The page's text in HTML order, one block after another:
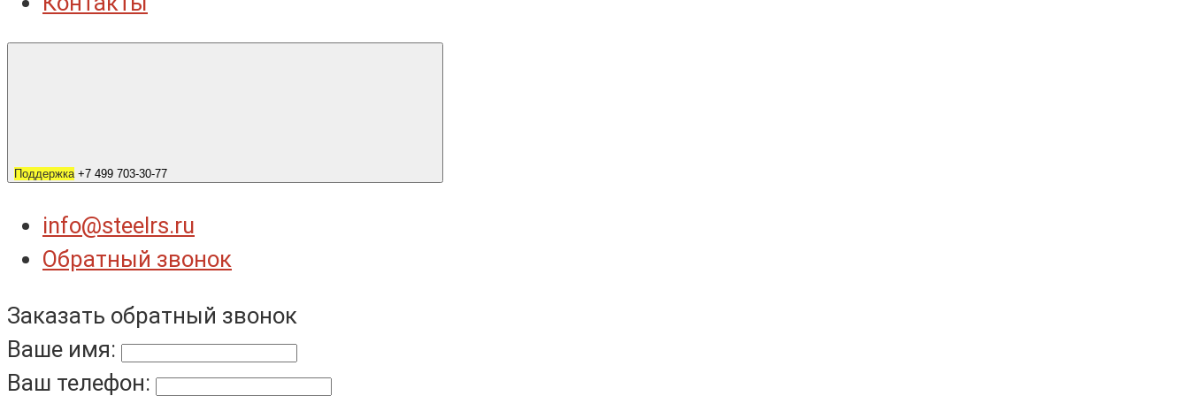
Поддержка +7 499 703-30-77
info@steelrs.ru
Обратный звонок
Заказать обратный звонок
Ваше имя:
Ваш телефон: